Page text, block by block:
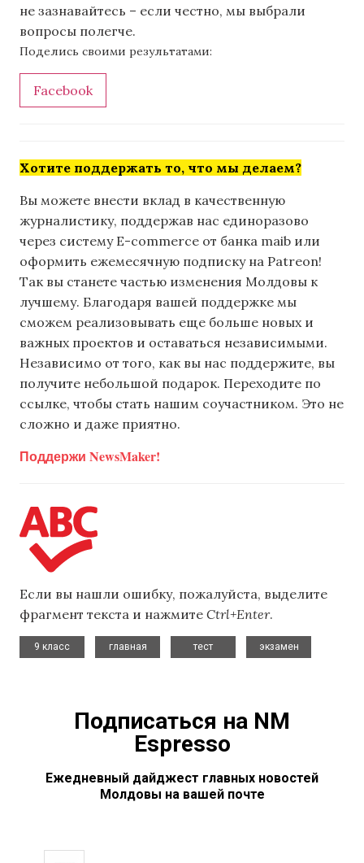
не зазнавайтесь – если честно, мы выбрали
вопросы полегче.
Поделись своими результатами:
Facebook
Хотите поддержать то, что мы делаем?
Вы можете внести вклад в качественную
журналистику, поддержав нас единоразово
через систему E-commerce от банка maib или
оформить ежемесячную подписку на Patreon!
Так вы станете частью изменения Молдовы к
лучшему. Благодаря вашей поддержке мы
сможем реализовывать еще больше новых и
важных проектов и оставаться независимыми.
Независимо от того, как вы нас поддержите, вы
получите небольшой подарок. Переходите по
ссылке, чтобы стать нашим соучастником. Это не
сложно и даже приятно.
Поддержи NewsMaker!
Если вы нашли ошибку, пожалуйста, выделите
фрагмент текста и нажмите Ctrl+Enter.
9 класс
главная
тест
экзамен
Подписаться на NM
Espresso
Ежедневный дайджест главных новостей
Молдовы на вашей почте